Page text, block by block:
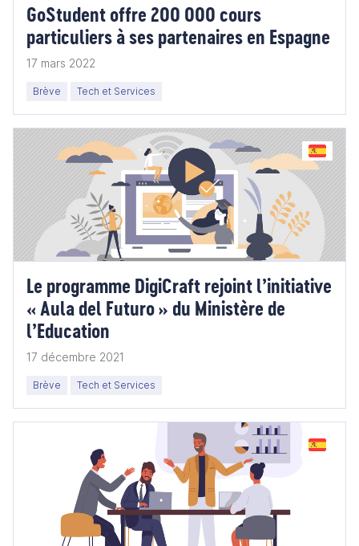
GoStudent offre 200 000 cours
particuliers à ses partenaires en Espagne
17 mars 2022
Brève Tech et Services
Le programme DigiCraft rejoint l’initiative
« Aula del Futuro » du Ministère de
l’Education
17 décembre 2021
Brève Tech et Services